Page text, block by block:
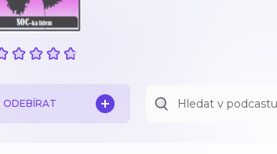
ODEBÍRAT